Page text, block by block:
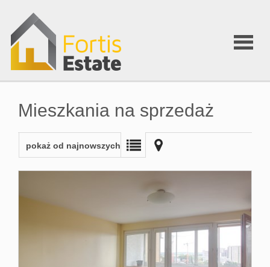
Home
Wycena
O firmie
Mieszkania na sprzedaż
pokaż od najnowszych